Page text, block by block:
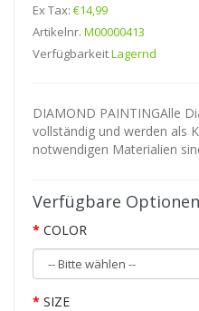
Ex Tax: €14,99
Artikelnr. M00000413
VerfügbarkeitLagernd
DIAMOND PAINTINGAlle
vollständig und werden als
notwendigen Materialien
Verfügbare Optionen
COLOR
SIZE